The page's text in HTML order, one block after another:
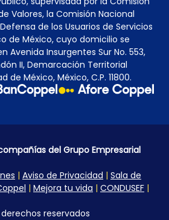
Valores, la Comisión Nacional
de los Usuarios de Servicios
de México, cuyo domicilio se
Avenida Insurgentes Sur No. 553,
II, Demarcación Territorial
de México, México, C.P. 11800.
del Grupo Empresarial
| Aviso de Privacidad | Sala de
| Mejora tu vida | CONDUSEF |
reservados